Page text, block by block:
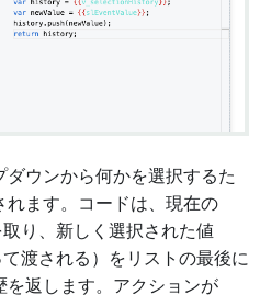
ウンから何かを選択するた
れます。コードは、現在の
り、新しく選択された値
て渡される）をリストの最後に
を返します。アクションが